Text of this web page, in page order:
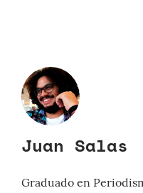
Juan Salas
Graduado en